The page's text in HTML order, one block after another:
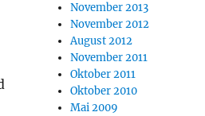
November 2013
November 2012
August 2012
November 2011
Oktober 2011
Oktober 2010
Mai 2009